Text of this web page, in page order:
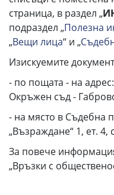
страница, в раздел „
подраздел „Полезна
„Вещи лица“ и „
Изискуемите
- по пощата - на
Окръжен съд -
- на място в Съдебна
„Възраждане“ 1, ет. 4,
За повече
„Връзки с